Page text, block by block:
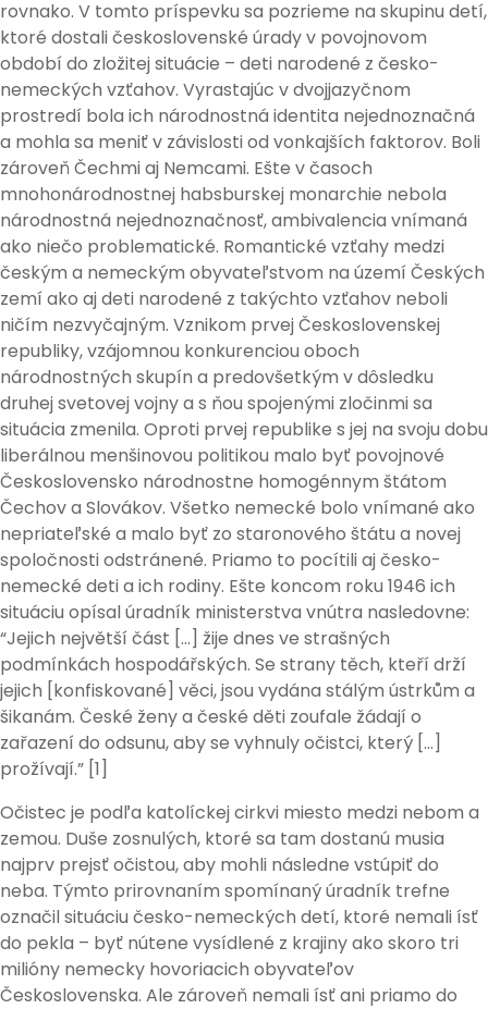
rovnako. V tomto príspevku sa pozrieme na skupinu detí,
ktoré dostali československé úrady v povojnovom
období do zložitej situácie – deti narodené z česko-
nemeckých vzťahov. Vyrastajúc v dvojjazyčnom
prostredí bola ich národnostná identita nejednoznačná
a mohla sa meniť v závislosti od vonkajších faktorov. Boli
zároveň Čechmi aj Nemcami. Ešte v časoch
mnohonárodnostnej habsburskej monarchie nebola
národnostná nejednoznačnosť, ambivalencia vnímaná
ako niečo problematické. Romantické vzťahy medzi
českým a nemeckým obyvateľstvom na území Českých
zemí ako aj deti narodené z takýchto vzťahov neboli
ničím nezvyčajným. Vznikom prvej Československej
republiky, vzájomnou konkurenciou oboch
národnostných skupín a predovšetkým v dôsledku
druhej svetovej vojny a s ňou spojenými zločinmi sa
situácia zmenila. Oproti prvej republike s jej na svoju dobu
liberálnou menšinovou politikou malo byť povojnové
Československo národnostne homogénnym štátom
Čechov a Slovákov. Všetko nemecké bolo vnímané ako
nepriateľské a malo byť zo staronového štátu a novej
spoločnosti odstránené. Priamo to pocítili aj česko-
nemecké deti a ich rodiny. Ešte koncom roku 1946 ich
situáciu opísal úradník ministerstva vnútra nasledovne:
“Jejich největší část […] žije dnes ve strašných
podmínkách hospodářských. Se strany těch, kteří drží
jejich [konfiskované] věci, jsou vydána stálým ústrkům a
šikanám. České ženy a české děti zoufale žádají o
zařazení do odsunu, aby se vyhnuly očistci, který […]
prožívají.” [1]
Očistec je podľa katolíckej cirkvi miesto medzi nebom a
zemou. Duše zosnulých, ktoré sa tam dostanú musia
najprv prejsť očistou, aby mohli následne vstúpiť do
neba. Týmto prirovnaním spomínaný úradník trefne
označil situáciu česko-nemeckých detí, ktoré nemali ísť
do pekla – byť nútene vysídlené z krajiny ako skoro tri
milióny nemecky hovoriacich obyvateľov
Československa. Ale zároveň nemali ísť ani priamo do